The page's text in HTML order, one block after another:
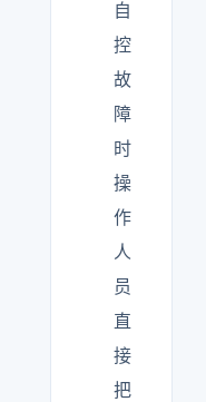
自
控
故
障
时
操
作
人
员
直
接
把